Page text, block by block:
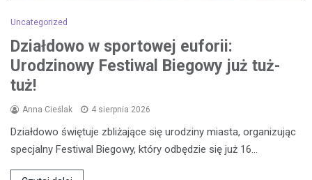
Uncategorized
Działdowo w sportowej euforii:
Urodzinowy Festiwal Biegowy już tuż-
tuż!
Anna Cieślak 4 sierpnia 2026
Działdowo świętuje zbliżające się urodziny miasta, organizując
specjalny Festiwal Biegowy, który odbędzie się już 16…